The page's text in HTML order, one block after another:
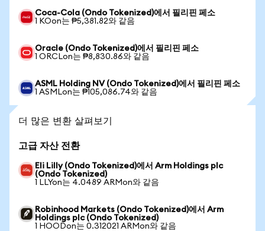
Coca-Cola (Ondo Tokenized)에서 필리핀 페소
1 KOon는 ₱5,381.82와 같음
Oracle (Ondo Tokenized)에서 필리핀 페소
1 ORCLon는 ₱8,830.86와 같음
ASML Holding NV (Ondo Tokenized)에서 필리핀 페소
1 ASMLon는 ₱105,086.74와 같음
더 많은 변환 살펴보기
고급 자산 전환
Eli Lilly (Ondo Tokenized)에서 Arm Holdings plc
(Ondo Tokenized)
1 LLYon는 4.0489 ARMon와 같음
Robinhood Markets (Ondo Tokenized)에서 Arm
Holdings plc (Ondo Tokenized)
1 HOODon는 0.312021 ARMon와 같음